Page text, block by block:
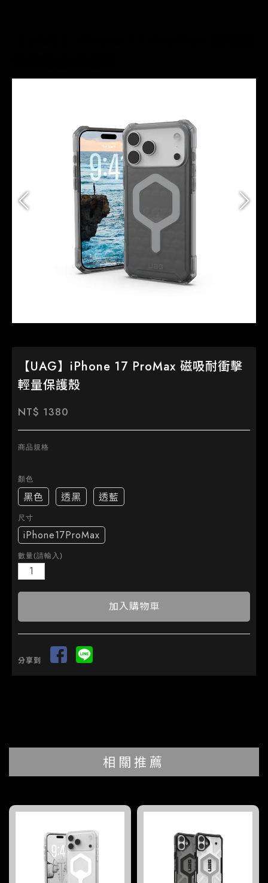
【UAG】iPhone 17 ProMax 磁吸耐衝擊
輕量保護殼
NT$ 1380
商品規格
顏色
黑色 透黑 透藍
尺寸
iPhone17ProMax
數量(請輸入)
分享到